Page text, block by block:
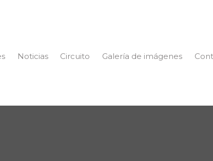
Noticias Circuito Galería de imágenes